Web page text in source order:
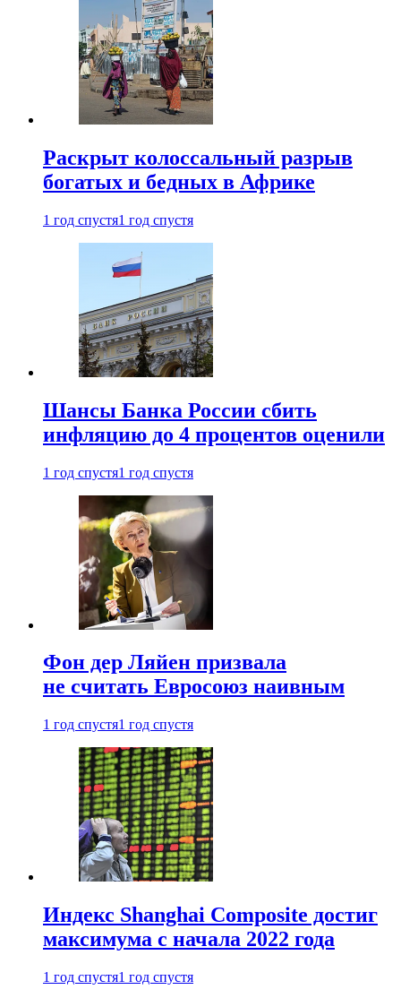
Раскрыт колоссальный разрыв
богатых и бедных в Африке
1 год спустя1 год спустя
Шансы Банка России сбить
инфляцию до 4 процентов оценили
1 год спустя1 год спустя
Фон дер Ляйен призвала
не считать Евросоюз наивным
1 год спустя1 год спустя
Индекс Shanghai Composite достиг
максимума с начала 2022 года
1 год спустя1 год спустя